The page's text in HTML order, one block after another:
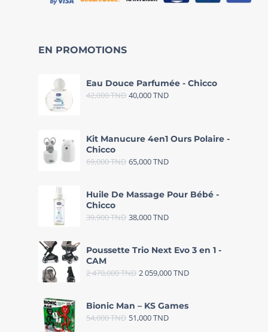
EN PROMOTIONS
Eau Douce Parfumée - Chicco
42,000TND 40,000TND
Kit Manucure 4en1 Ours Polaire -
Chicco
69,000TND 65,000TND
Huile De Massage Pour Bébé -
Chicco
39,900TND 38,000TND
Poussette Trio Next Evo 3 en 1 -
CAM
2 470,000TND 2 059,000TND
Bionic Man – KS Games
54,000TND 51,000TND